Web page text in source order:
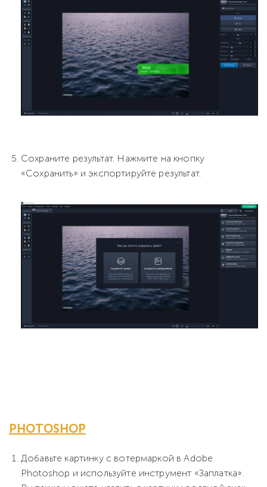
Сохраните результат. Нажмите на кнопку
«Сохранить» и экспортируйте результат.
PHOTOSHOP
Добавьте картинку с вотермаркой в Adobe
Photoshop и используйте инструмент «Заплатка».